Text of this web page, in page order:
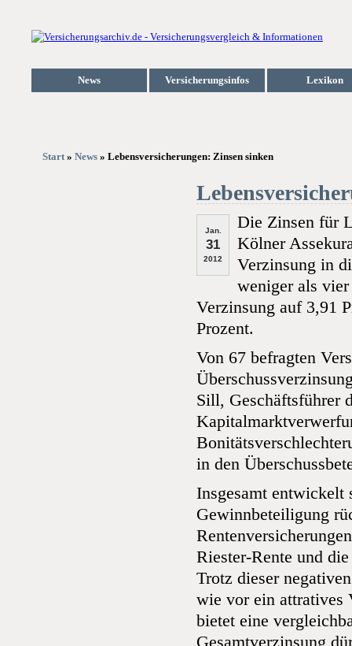
News Versicherungsinfos Lexikon
Start» News » Lebensversicherungen: Zinsen sinken
Jan.
31
2012
Die Zinsen für
Kölner
Verzinsung in
weniger als
Verzinsung auf 3,91
Prozent.
Von 67 befragten
Sill, Geschäftsführer
in den
Insgesamt entwickelt
Gewinnbeteiligung
Riester-Rente und
Trotz dieser
wie vor ein attratives
bietet eine
Gesamtverzinsung